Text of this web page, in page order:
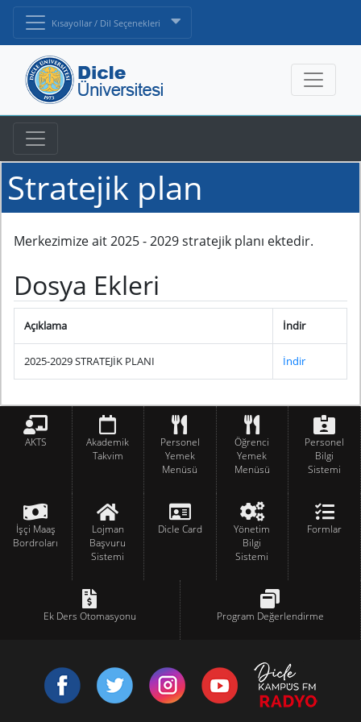
Kısayollar / Dil Seçenekleri
Stratejik plan
Merkezimize ait 2025 - 2029 stratejik planı ektedir.
Dosya Ekleri
Açıklama İndir
2025-2029 STRATEJİK PLANI İndir
AKTS
Akademik
Takvim
Personel
Yemek
Menüsü
Öğrenci
Yemek
Menüsü
Personel
Bilgi
Sistemi
İşçi Maaş
Bordroları
Lojman
Başvuru
Sistemi
Dicle Card
Yönetim
Bilgi
Sistemi
Formlar
Ek Ders Otomasyonu Program Değerlendirme